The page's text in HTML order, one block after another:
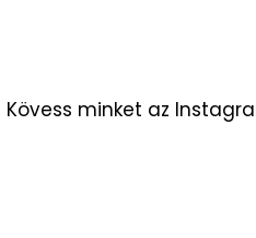
Kövess minket az